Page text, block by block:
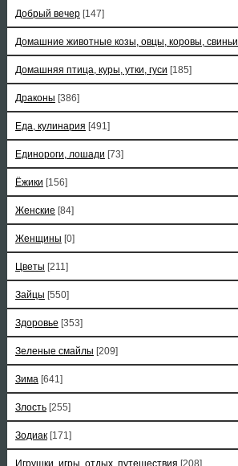
Добрый вечер [147]
Домашние животные козы, овцы, коровы, свиньи
Домашняя птица, куры, утки, гуси [185]
Драконы [386]
Еда, кулинария [491]
Единороги, лошади [73]
Ёжики [156]
Женские [84]
Женщины [0]
Цветы [211]
Зайцы [550]
Здоровье [353]
Зеленые смайлы [209]
Зима [641]
Злость [255]
Зодиак [171]
Игрушки, игры, отдых, путешествия [208]